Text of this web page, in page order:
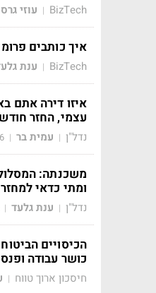
BizTech
| עוזי
איך כותבים
BizTech
| ענת
איזו דירה אתם
עצמי, החזר
נדל"ן | עמית בר |
משכנתה:
ומתי כדאי למחזר
נדל"ן | ענת גלעד |
הכיסויים
כושר עבודה
חיסכון ארוך טווח |